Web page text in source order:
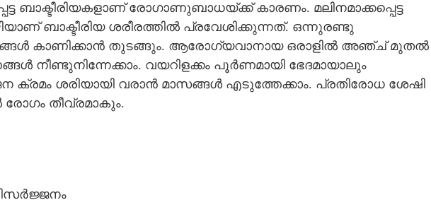
ബാക്ടീരിയകളാണ് രോഗാണുബാധയ്ക്ക് കാരണം. മലിനമാക്കപ്പെട്ട
ബാക്ടീരിയ ശരീരത്തിൽ പ്രവേശിക്കുന്നത്. ഒന്നുരണ്ടു
കാണിക്കാൻ തുടങ്ങും. ആരോഗ്യവാനായ ഒരാളിൽ അഞ്ച് മുതൽ
നീണ്ടുനിന്നേക്കാം. വയറിളക്കം പൂർണമായി ഭേദമായാലും
ക്രമം ശരിയായി വരാൻ മാസങ്ങൾ എടുത്തേക്കാം. പ്രതിരോധ ശേഷി
തീവ്രമാകും.